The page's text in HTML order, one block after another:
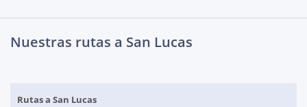
Nuestras rutas a San Lucas
Rutas a San Lucas